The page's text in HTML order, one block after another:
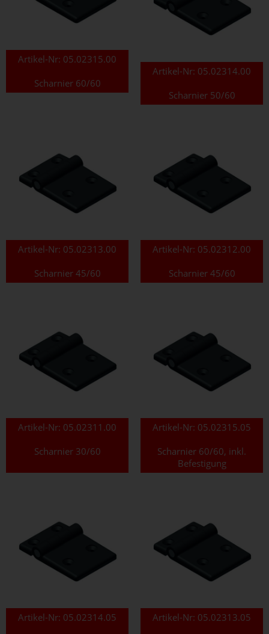
Artikel-Nr: 05.02315.00
Scharnier 60/60
Artikel-Nr: 05.02314.00
Scharnier 50/60
Artikel-Nr: 05.02313.00
Scharnier 45/60
Artikel-Nr: 05.02312.00
Scharnier 45/60
Artikel-Nr: 05.02311.00
Scharnier 30/60
Artikel-Nr: 05.02315.05
Scharnier 60/60, inkl.
Befestigung
Artikel-Nr: 05.02314.05
Artikel-Nr: 05.02313.05